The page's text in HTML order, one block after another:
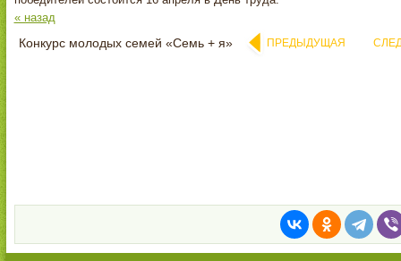
« назад
Конкурс молодых семей «Семь + я» ПРЕДЫДУЩАЯ